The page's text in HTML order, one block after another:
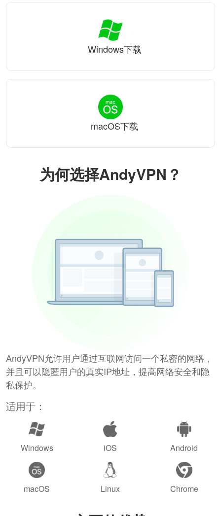
为何选择AndyVPN？
AndyVPN允许用户通过互联网访问一个私密的网络，
并且可以隐匿用户的真实IP地址，提高网络安全和隐
私保护。
适用于：
Windows iOS Android
macOS Linux Chrome
Windows下载
macOS下载